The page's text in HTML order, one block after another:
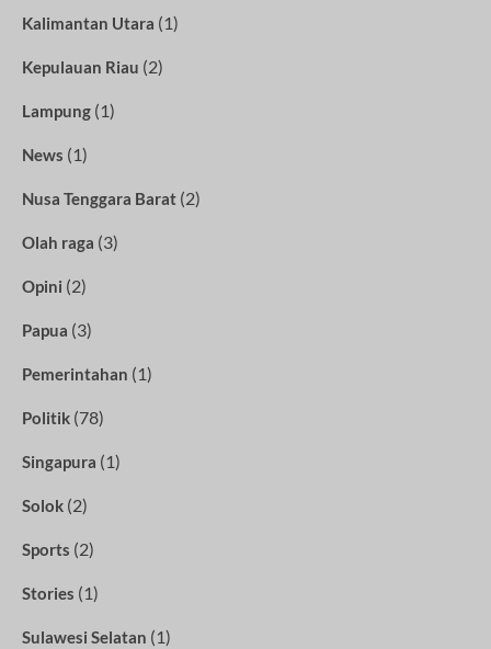
Kalimantan Utara (1)
Kepulauan Riau (2)
Lampung (1)
News (1)
Nusa Tenggara Barat (2)
Olah raga (3)
Opini (2)
Papua (3)
Pemerintahan (1)
Politik (78)
Singapura (1)
Solok (2)
Sports (2)
Stories (1)
Sulawesi Selatan (1)